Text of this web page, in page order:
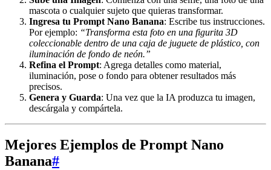
mascota o cualquier sujeto que quieras transformar.
Ingresa tu Prompt Nano Banana: Escribe tus instrucciones.
Por ejemplo: “Transforma esta foto en una figurita 3D
coleccionable dentro de una caja de juguete de plástico, con
iluminación de fondo de neón.”
Refina el Prompt: Agrega detalles como material,
iluminación, pose o fondo para obtener resultados más
precisos.
Genera y Guarda: Una vez que la IA produzca tu imagen,
descárgala y compártela.
Mejores Ejemplos de Prompt Nano
Banana#